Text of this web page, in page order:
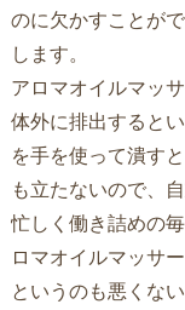
のに欠かすことが
します。
アロマオイルマッ
体外に排出すると
を手を使って潰す
も立たないので、
忙しく働き詰めの
ロマオイルマッサ
というのも悪くな